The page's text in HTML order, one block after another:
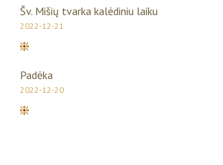
Šv. Mišių tvarka kalėdiniu laiku
2022-12-21
Padėka
2022-12-20